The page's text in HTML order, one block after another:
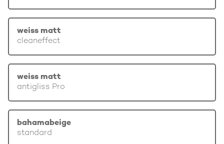
weiss matt
cleaneffect
weiss matt
antigliss Pro
bahamabeige
standard